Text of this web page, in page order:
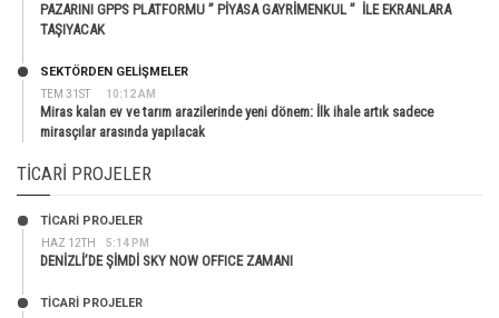
PAZARINI GPPS PLATFORMU ” PİYASA GAYRİMENKUL ” İLE EKRANLARA
TAŞIYACAK
TEM 31ST 10:12 AM
SEKTÖRDEN GELIŞMELER
Miras kalan ev ve tarım arazilerinde yeni dönem: İlk ihale artık sadece
mirasçılar arasında yapılacak
TICARI PROJELER
HAZ 12TH 5:14 PM
TİCARİ PROJELER
DENİZLİ’DE ŞİMDİ SKY NOW OFFICE ZAMANI
TİCARİ PROJELER